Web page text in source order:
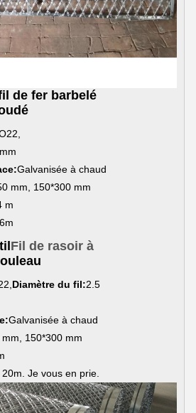
de fer barbelé
Galvanisée à chaud
mm, 150*300 mm
m
Fil de rasoir à
Diamètre du fil:2.5
Galvanisée à chaud
150*300 mm
Je vous en prie.